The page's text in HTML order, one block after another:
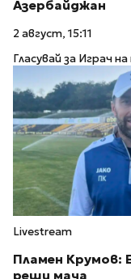
Азербайджан
2 август, 15:11
Гласувай за Играч
Livestream
Пламен Крумов:
реши мача